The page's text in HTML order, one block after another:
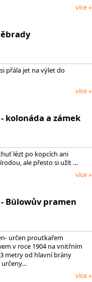
více »
přála jet na výlet do
více »
kolonáda a zámek
lézt po kopcích ani
ale přesto si užít …
více »
Bülowův pramen
určen proutkařem
v roce 1904 na vnitřním
metry od hlavní brány
určeny…
více »